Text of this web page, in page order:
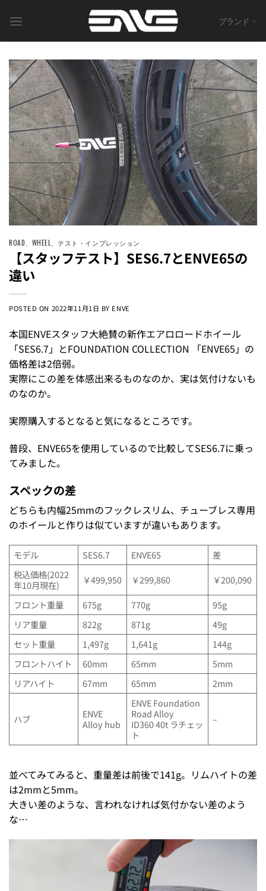
ブランド
ROAD WHEEL 、テスト・インプレッション
【スタッフテスト】SES6.7とENVE65の
違い
POSTED ON 2022年11月1日 BY ENVE
本国ENVEスタッフ大絶賛の新作エアロロードホイール
「SES6.7」とFOUNDATION COLLECTION 「ENVE65」の
価格差は2倍弱。
実際にこの差を体感出来るものなのか、実は気付けないも
のなのか。
実際購入するとなると気になるところです。
普段、ENVE65を使用しているので比較してSES6.7に乗っ
てみました。
スペックの差
どちらも内幅25mmのフックレスリム、チューブレス専用
のホイールと作りは似ていますが違いもあります。
モデル SES6.7 ENVE65
差
税込価格(2022
年10月現在)
￥499,950 ￥299,860
￥200,090
フロント重量
675g 770g
95g
リア重量
822g 871g
49g
セット重量
1,497g 1,641g
144g
フロントハイト
60mm 65mm
5mm
リアハイト
67mm 65mm 2mm
ハブ
ENVE
Alloy hub
ENVE Foundation
Road Alloy
ID360 40t ラチェッ
ト
–
並べてみてみると、重量差は前後で141g。リムハイトの差
は2mmと5mm。
大きい差のような、言われなければ気付かない差のよう
な…